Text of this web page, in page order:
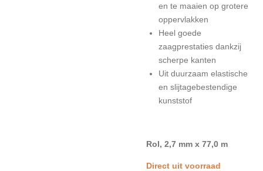
en te maaien op grotere
oppervlakken
Heel goede
zaagprestaties dankzij
scherpe kanten
Uit duurzaam elastische
en slijtagebestendige
kunststof
Rol, 2,7 mm x 77,0 m
Direct uit voorraad